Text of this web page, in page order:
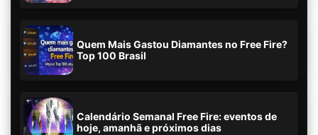
Quem Mais Gastou Diamantes no Free Fire?
Top 100 Brasil
Calendário Semanal Free Fire: eventos de
hoje, amanhã e próximos dias